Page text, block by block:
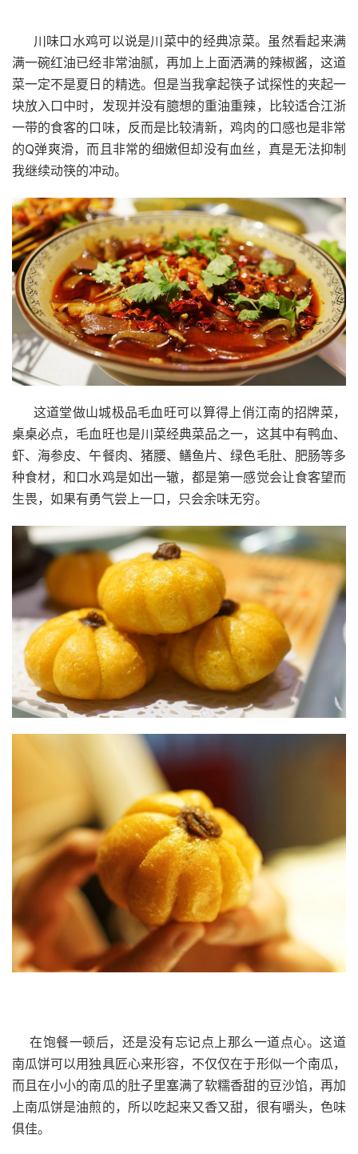
川味口水鸡可以说是川菜中的经典凉菜。虽然看起来满
满一碗红油已经非常油腻，再加上上面洒满的辣椒酱，这道
菜一定不是夏日的精选。但是当我拿起筷子试探性的夹起一
块放入口中时，发现并没有臆想的重油重辣，比较适合江浙
一带的食客的口味，反而是比较清新，鸡肉的口感也是非常
的Q弹爽滑，而且非常的细嫩但却没有血丝，真是无法抑制
我继续动筷的冲动。
这道堂做山城极品毛血旺可以算得上俏江南的招牌菜，
桌桌必点，毛血旺也是川菜经典菜品之一，这其中有鸭血、
虾、海参皮、午餐肉、猪腰、鳝鱼片、绿色毛肚、肥肠等多
种食材，和口水鸡是如出一辙，都是第一感觉会让食客望而
生畏，如果有勇气尝上一口，只会余味无穷。
在饱餐一顿后，还是没有忘记点上那么一道点心。这道
南瓜饼可以用独具匠心来形容，不仅仅在于形似一个南瓜，
而且在小小的南瓜的肚子里塞满了软糯香甜的豆沙馅，再加
上南瓜饼是油煎的，所以吃起来又香又甜，很有嚼头，色味
俱佳。